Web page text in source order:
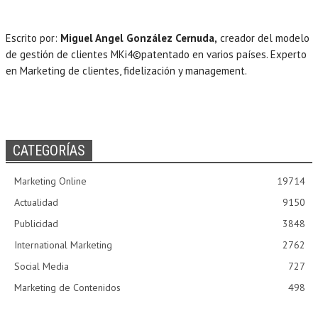
Escrito por: Miguel Angel González Cernuda, creador del modelo
de gestión de clientes MKi4©patentado en varios países. Experto
en Marketing de clientes, fidelización y management.
CATEGORÍAS
Marketing Online
19714
Actualidad
9150
Publicidad
3848
International Marketing
2762
Social Media
727
Marketing de Contenidos
498